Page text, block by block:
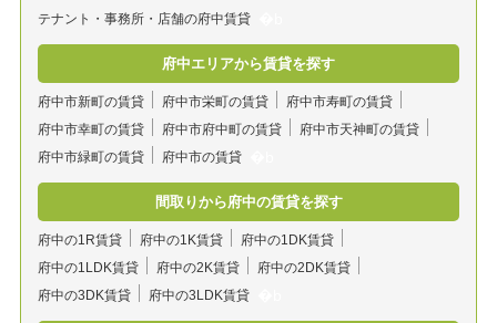
テナント・事務所・店舗の府中賃貸
府中エリアから賃貸を探す
府中市新町の賃貸 府中市栄町の賃貸
府中市寿町の賃貸
府中市幸町の賃貸
府中市府中町の賃貸
府中市天神町の賃貸
府中市緑町の賃貸
府中市の賃貸
間取りから府中の賃貸を探す
府中の1R賃貸 府中の1K賃貸
府中の1DK賃貸
府中の1LDK賃貸
府中の2K賃貸
府中の2DK賃貸
府中の3DK賃貸
府中の3LDK賃貸